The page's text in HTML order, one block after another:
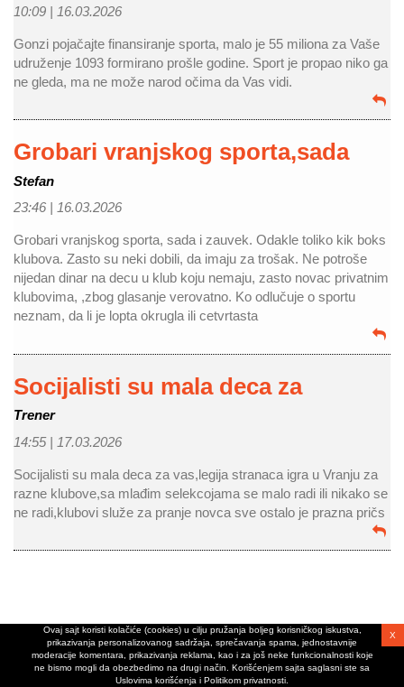
10:09 | 16.03.2026
Gonzi pojačajte finansiranje sporta, malo je 55 miliona za Vaše
udruženje 1093 formirano prošle godine. Sport je propao niko ga
ne gleda, ma ne može narod očima da Vas vidi.
Grobari vranjskog sporta,sada
Stefan
23:46 | 16.03.2026
Grobari vranjskog sporta, sada i zauvek. Odakle toliko kik boks
klubova. Zasto su neki dobili, da imaju za trošak. Ne potroše
nijedan dinar na decu u klub koju nemaju, zasto novac privatnim
klubovima, ,zbog glasanje verovatno. Ko odlučuje o sportu
neznam, da li je lopta okrugla ili cetvrtasta
Socijalisti su mala deca za
Trener
14:55 | 17.03.2026
Socijalisti su mala deca za vas,legija stranaca igra u Vranju za
razne klubove,sa mlađim selekcojama se malo radi ili nikako se
ne radi,klubovi služe za pranje novca sve ostalo je prazna pričs
Ovaj sajt koristi kolačiće (cookies) u cilju pružanja boljeg korisničkog iskustva,
prikazivanja personalizovanog sadržaja, sprečavanja spama, jednostavnije
moderacije komentara, prikazivanja reklama, kao i za još neke funkcionalnosti koje
ne bismo mogli da obezbedimo na drugi način. Korišćenjem sajta saglasni ste sa
Uslovima korišćenja i Politikom privatnosti.
X